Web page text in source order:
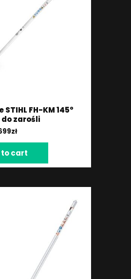
FH-KM 145°
do zarośli
zł
cart